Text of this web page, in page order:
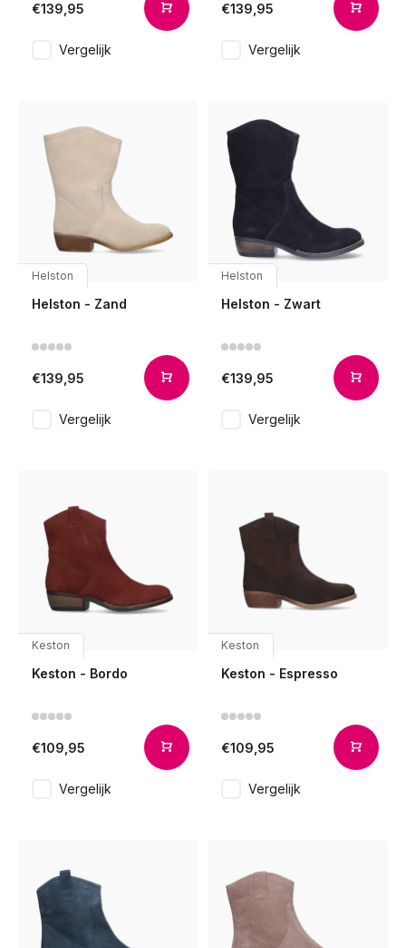
€139,95
Vergelijk
€139,95
Vergelijk
Helston
Helston - Zand
€139,95
Vergelijk
Helston
Helston - Zwart
€139,95
Vergelijk
Keston
Keston - Bordo
€109,95
Vergelijk
Keston
Keston - Espresso
€109,95
Vergelijk